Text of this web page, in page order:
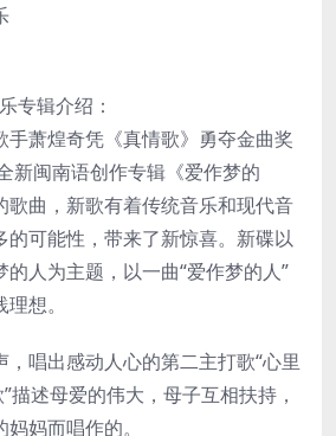
专辑介绍：
手萧煌奇凭《真情歌》勇夺金曲奖
新闽南语创作专辑《爱作梦的
歌曲，新歌有着传统音乐和现代音
的可能性，带来了新惊喜。新碟以
人为主题，以一曲“爱作梦的人”
想。
唱出感动人心的第二主打歌“心里
描述母爱的伟大，母子互相扶持，
妈而唱作的。